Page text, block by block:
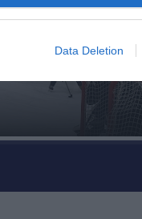
Data Deletion